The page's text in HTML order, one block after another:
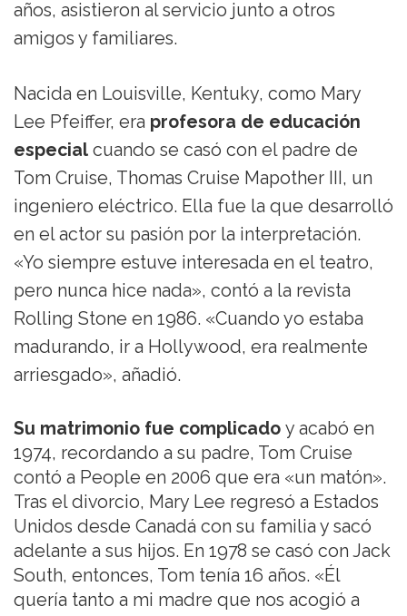
años, asistieron al servicio junto a otros
amigos y familiares.
Nacida en Louisville, Kentuky, como Mary
Lee Pfeiffer, era profesora de educación
especial cuando se casó con el padre de
Tom Cruise, Thomas Cruise Mapother III, un
ingeniero eléctrico. Ella fue la que desarrolló
en el actor su pasión por la interpretación.
«Yo siempre estuve interesada en el teatro,
pero nunca hice nada», contó a la revista
Rolling Stone en 1986. «Cuando yo estaba
madurando, ir a Hollywood, era realmente
arriesgado», añadió.
Su matrimonio fue complicado y acabó en
1974, recordando a su padre, Tom Cruise
contó a People en 2006 que era «un matón».
Tras el divorcio, Mary Lee regresó a Estados
Unidos desde Canadá con su familia y sacó
adelante a sus hijos. En 1978 se casó con Jack
South, entonces, Tom tenía 16 años. «Él
quería tanto a mi madre que nos acogió a